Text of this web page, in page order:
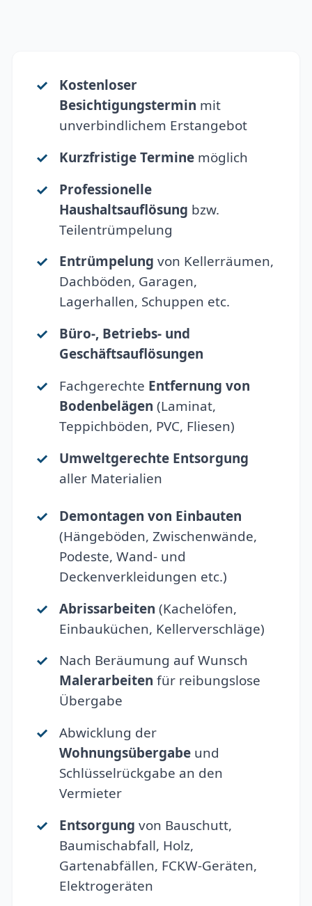
Kostenloser
Besichtigungstermin mit
unverbindlichem Erstangebot
Kurzfristige Terminemöglich
Professionelle
Haushaltsauflösung bzw.
Teilentrümpelung
Entrümpelung von Kellerräumen,
Dachböden, Garagen,
Lagerhallen, Schuppen etc.
Büro-, Betriebs- und
Geschäftsauflösungen
Fachgerechte Entfernung von
Bodenbelägen (Laminat,
Teppichböden, PVC, Fliesen)
Umweltgerechte Entsorgung
aller Materialien
Demontagen von Einbauten
(Hängeböden, Zwischenwände,
Podeste, Wand- und
Deckenverkleidungen etc.)
Abrissarbeiten (Kachelöfen,
Einbauküchen, Kellerverschläge)
Nach Beräumung auf Wunsch
Malerarbeiten für reibungslose
Übergabe
Abwicklung der
Wohnungsübergabeund
Schlüsselrückgabe an den
Vermieter
Entsorgung von Bauschutt,
Baumischabfall, Holz,
Gartenabfällen, FCKW-Geräten,
Elektrogeräten